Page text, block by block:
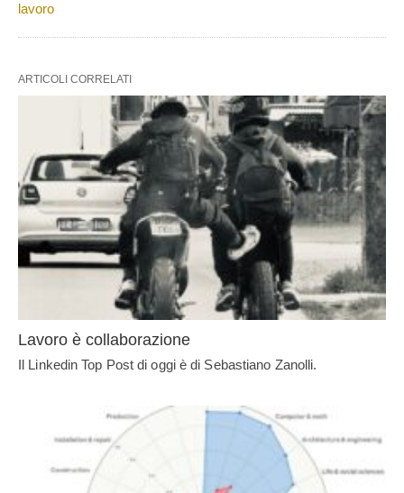
lavoro
ARTICOLI CORRELATI
Lavoro è collaborazione
Il Linkedin Top Post di oggi è di Sebastiano Zanolli.